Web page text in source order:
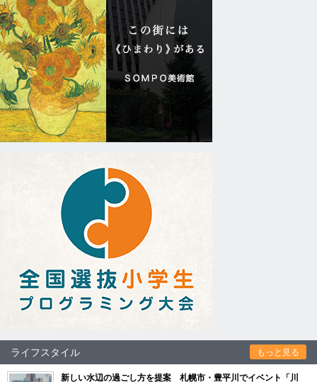
ライフスタイル もっと見る
新しい水辺の過ごし方を提案 札幌市・豊平川でイベント「川